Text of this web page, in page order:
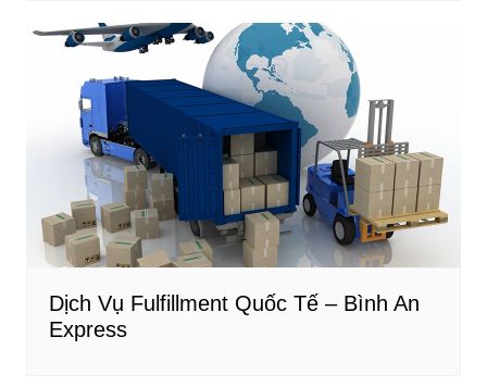
Dịch Vụ Fulfillment Quốc Tế – Bình An
Express